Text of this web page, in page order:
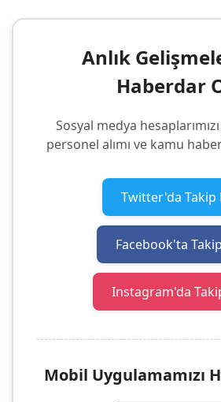
Anlık
Haberdar
Sosyal medya
personel alımı ve kamu
Twitter'da Takip
Facebook'ta
Instagram'da
Mobil Uygulamamızı